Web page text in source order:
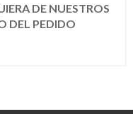
DE NUESTROS
DEL PEDIDO